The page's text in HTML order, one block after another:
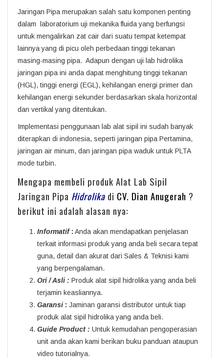
Jaringan Pipa merupakan salah satu komponen penting
dalam laboratorium uji mekanika fluida yang berfungsi
untuk mengalirkan zat cair dari suatu tempat ketempat
lainnya yang di picu oleh perbedaan tinggi tekanan
masing-masing pipa. Adapun dengan uji lab hidrolika
jaringan pipa ini anda dapat menghitung tinggi tekanan
(HGL), tinggi energi (EGL), kehilangan energi primer dan
kehilangan energi sekunder berdasarkan skala horizontal
dan vertikal yang ditentukan.
Implementasi penggunaan lab alat sipil ini sudah banyak
diterapkan di indonesia, seperti jaringan pipa Pertamina,
jaringan air minum, dan jaringan pipa waduk untuk PLTA
mode turbin.
Mengapa membeli produk Alat Lab Sipil
Jaringan Pipa Hidrolika di CV. Dian Anugerah ?
berikut ini adalah alasan nya:
Informatif: Anda akan mendapatkan penjelasan
terkait informasi produk yang anda beli secara tepat
guna, detail dan akurat dari Sales & Teknisi kami
yang berpengalaman.
Ori / Asli : Produk alat sipil hidrolika yang anda beli
terjamin keasliannya.
Garansi : Jaminan garansi distributor untuk tiap
produk alat sipil hidrolika yang anda beli.
Guide Product : Untuk kemudahan pengoperasian
unit anda akan kami berikan buku panduan ataupun
video tutorialnya.